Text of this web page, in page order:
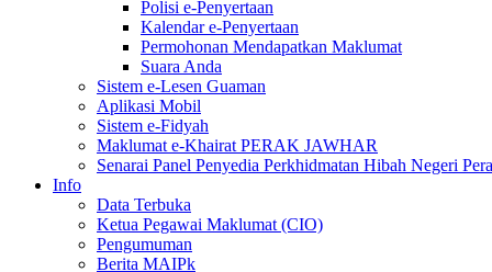
Polisi e-Penyertaan
Kalendar e-Penyertaan
Permohonan Mendapatkan Maklumat
Suara Anda
Sistem e-Lesen Guaman
Aplikasi Mobil
Sistem e-Fidyah
Maklumat e-Khairat PERAK JAWHAR
Senarai Panel Penyedia Perkhidmatan Hibah Negeri
Info
Data Terbuka
Ketua Pegawai Maklumat (CIO)
Pengumuman
Berita MAIPk